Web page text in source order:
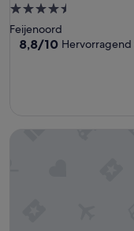
4.5-
Sterne-
Unterkunft
Feijenoord
8.8
8,8/10 Hervorragend